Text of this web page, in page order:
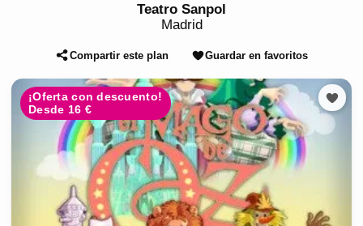
Teatro Sanpol
Madrid
Compartir este plan Guardar en favoritos
¡Oferta con descuento!
Desde 16 €